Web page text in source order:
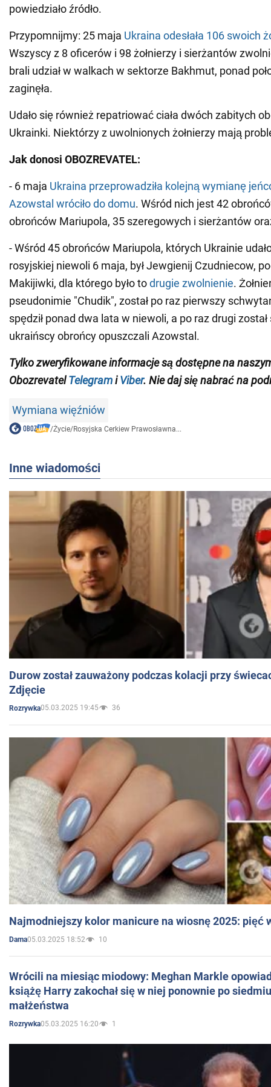
powiedziało źródło.
Przypomnijmy: 25 maja Ukraina odesłała 106 swoich
Wszyscy z 8 oficerów i 98 żołnierzy i sierżantów
brali udział w walkach w sektorze Bakhmut, ponad
zaginęła.
Udało się również repatriować ciała dwóch zabitych
Ukrainki. Niektórzy z uwolnionych żołnierzy mają
Jak donosi OBOZREVATEL:
- 6 maja Ukraina przeprowadziła kolejną wymianę
Azowstal wróciło do domu. Wśród nich jest 42
obrońców Mariupola, 35 szeregowych i sierżantów
- Wśród 45 obrońców Mariupola, których Ukrainie
rosyjskiej niewoli 6 maja, był Jewgienij Czudniecow,
Makijiwki, dla którego było todrugie zwolnienie.
pseudonimie "Chudik", został po raz pierwszy
spędził ponad dwa lata w niewoli, a po raz drugi
ukraińscy obrońcy opuszczali Azowstal.
Tylko zweryfikowane informacje są dostępne na
ObozrevatelTelegramiViber. Nie daj się nabrać na
Wymiana więźniów
/Życie/Rosyjska Cerkiew Prawosławna...
Inne wiadomości
Durow został zauważony podczas kolacji przy
Zdjęcie
Rozrywka05.03.2025 19:45 36
Najmodniejszy kolor manicure na wiosnę 2025: pięć
Dama05.03.2025 18:52 10
Wrócili na miesiąc miodowy: Meghan Markle
książę Harry zakochał się w niej ponownie po
małżeństwa
Rozrywka05.03.2025 16:20 1